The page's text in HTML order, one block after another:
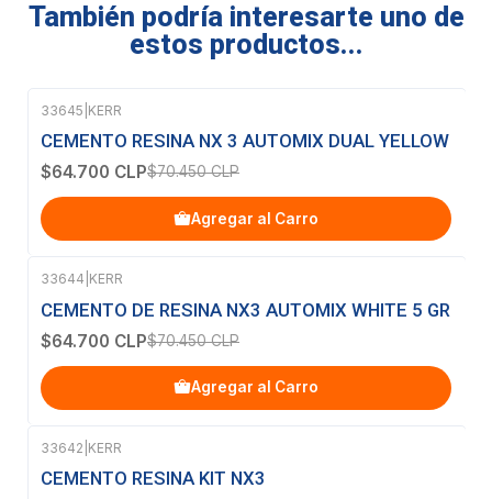
También podría interesarte uno de
estos productos...
-8%OFF
33645 KERR
CEMENTO RESINA NX 3 AUTOMIX DUAL YELLOW
$64.700 CLP$70.450 CLP
Agregar al Carro
-8%OFF
33644 KERR
CEMENTO DE RESINA NX3 AUTOMIX WHITE 5 GR
$64.700 CLP$70.450 CLP
Agregar al Carro
Agotado
33642 KERR
CEMENTO RESINA KIT NX3